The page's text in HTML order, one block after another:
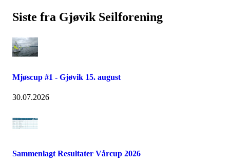
Siste fra Gjøvik Seilforening
Mjøscup #1 - Gjøvik 15. august
30.07.2026
Sammenlagt Resultater Vårcup 2026